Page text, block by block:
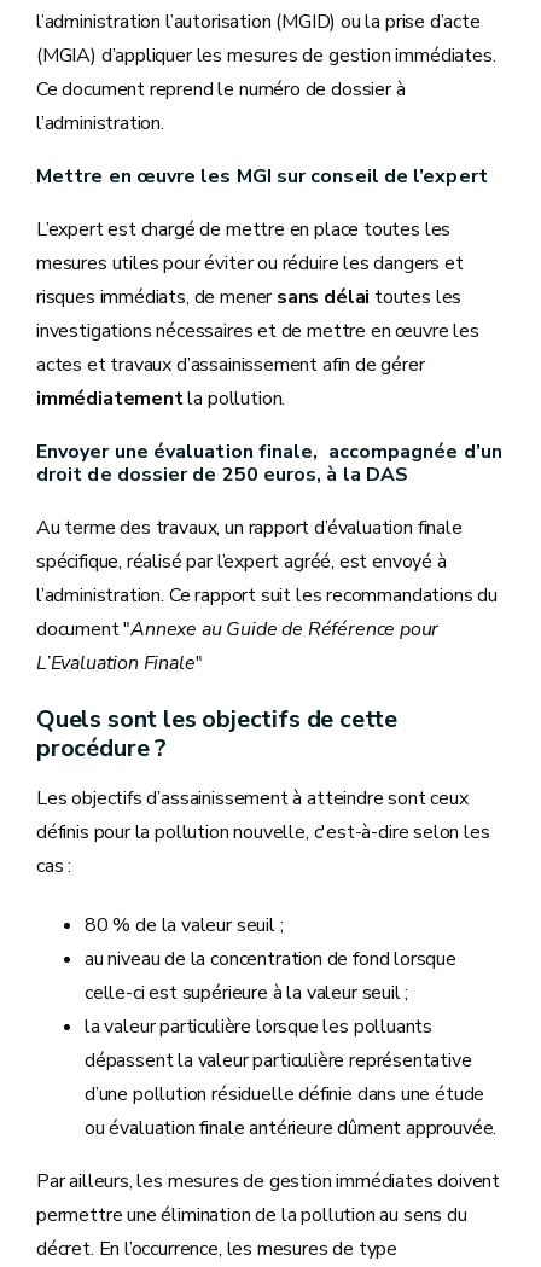
l’administration l’autorisation (MGID) ou la prise d’acte
(MGIA) d’appliquer les mesures de gestion immédiates.
Ce document reprend le numéro de dossier à
l’administration.
Mettre en œuvre les MGI sur conseil de l’expert
L’expert est chargé de mettre en place toutes les
mesures utiles pour éviter ou réduire les dangers et
risques immédiats, de menersans délai toutes les
investigations nécessaires et de mettre en œuvre les
actes et travaux d’assainissement afin de gérer
immédiatementla pollution.
Envoyer une évaluation finale, accompagnée d’un
droit de dossier de 250 euros, à la DAS
Au terme des travaux, un rapport d’évaluation finale
spécifique, réalisé par l’expert agréé, est envoyé à
l’administration. Ce rapport suit les recommandations du
document "Annexe au Guide de Référence pour
L’Evaluation Finale"
Quels sont les objectifs de cette
procédure ?
Les objectifs d’assainissement à atteindre sont ceux
définis pour la pollution nouvelle, c'est-à-dire selon les
cas :
80 % de la valeur seuil ;
au niveau de la concentration de fond lorsque
celle-ci est supérieure à la valeur seuil ;
la valeur particulière lorsque les polluants
dépassent la valeur particulière représentative
d’une pollution résiduelle définie dans une étude
ou évaluation finale antérieure dûment approuvée.
Par ailleurs, les mesures de gestion immédiates doivent
permettre une élimination de la pollution au sens du
décret. En l’occurrence, les mesures de type